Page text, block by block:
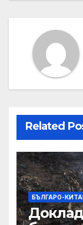
Related
БЪЛГАРО-